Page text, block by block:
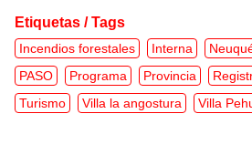
Etiquetas / Tags
Incendios forestales Interna
PASO
Programa Provincia
Turismo
Villa la angostura Villa